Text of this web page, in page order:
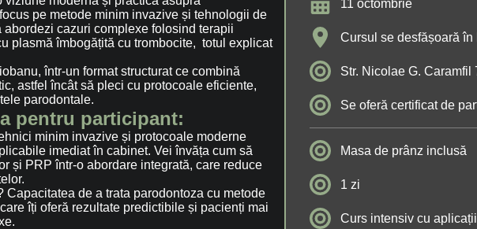
pe metode minim invazive și tehnologii de
cazuri complexe folosind terapii
plasmă îmbogățită cu trombocite, totul explicat
într-un format structurat ce combină
astfel încât să pleci cu protocoale eficiente,
parodontale.
pentru participant:
minim invazive și protocoale moderne
imediat în cabinet. Vei învăța cum să
și PRP într-o abordare integrată, care reduce
Capacitatea de a trata parodontoza cu metode
îți oferă rezultate predictibile și pacienți mai
11 octombrie
Cursul se desfășoară
Str. Nicolae G. Caramfil
Se oferă certificat de
Masa de prânz inclusă
1 zi
Curs intensiv cu